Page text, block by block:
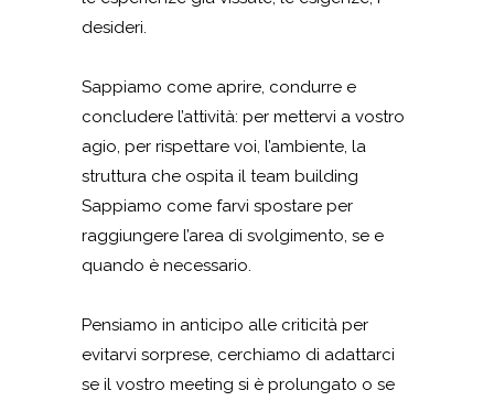
desideri.
Sappiamo come aprire, condurre e
concludere l’attività: per mettervi a vostro
agio, per rispettare voi, l’ambiente, la
struttura che ospita il team building
Sappiamo come farvi spostare per
raggiungere l’area di svolgimento, se e
quando è necessario.
Pensiamo in anticipo alle criticità per
evitarvi sorprese, cerchiamo di adattarci
se il vostro meeting si è prolungato o se